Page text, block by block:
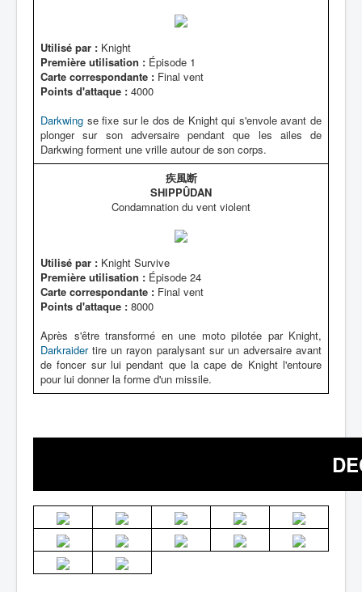
Utilisé par : Knight
Première utilisation : Épisode 1
Carte correspondante : Final vent
Points d'attaque : 4000
Darkwing se fixe sur le dos de Knight qui s'envole avant de
plonger sur son adversaire pendant que les ailes de
Darkwing forment une vrille autour de son corps.
疾風断
SHIPPÛDAN
Condamnation du vent violent
Utilisé par : Knight Survive
Première utilisation : Épisode 24
Carte correspondante : Final vent
Points d'attaque : 8000
Après s'être transformé en une moto pilotée par Knight,
Darkraidertire un rayon paralysant sur un adversaire avant
de foncer sur lui pendant que la cape de Knight l'entoure
pour lui donner la forme d'un missile.